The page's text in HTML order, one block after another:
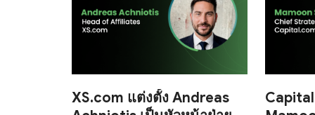
XS.com แต่งตั้ง Andreas